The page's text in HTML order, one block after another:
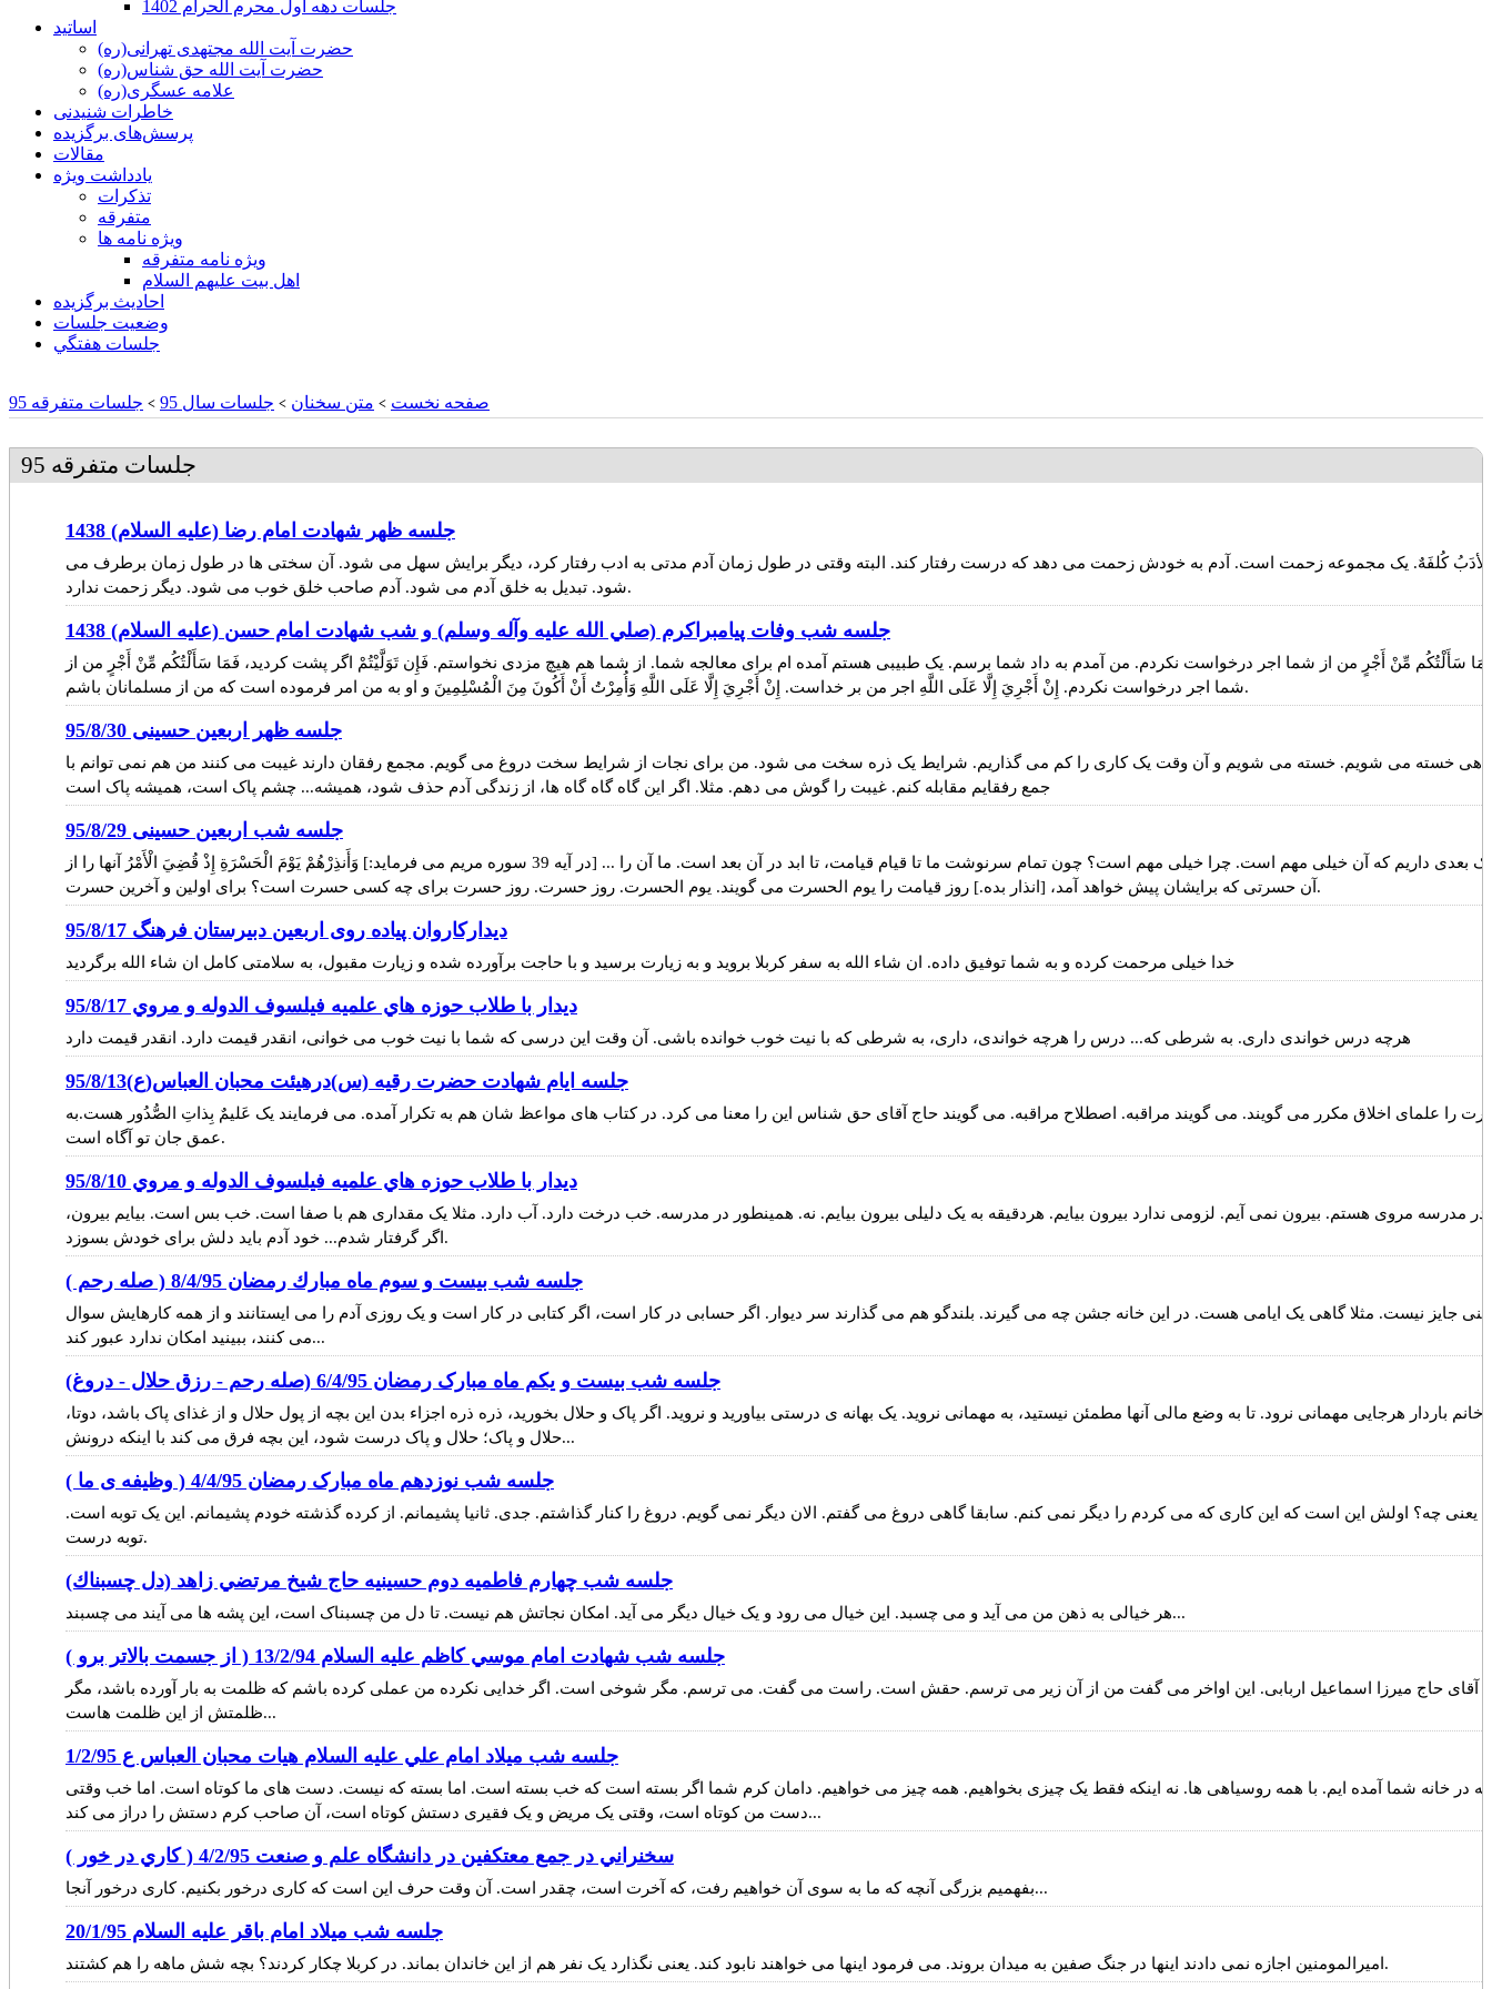
جلسات دهه اول محرم الحرام 1402
اساتید
حضرت آیت الله مجتهدی تهرانی(ره)
حضرت آیت الله حق شناس(ره)
علامه عسگری(ره)
خاطرات شنیدنی
پرسش‌های برگزیده
مقالات
یادداشت ویژه
تذكرات
متفرقه
ويژه نامه ها
ويژه نامه متفرقه
اهل بيت عليهم السلام
احادیث برگزیده
وضعیت جلسات
جلسات هفتگي
صفحه نخست > متن سخنان > جلسات سال 95 > جلسات متفرقه 95
جلسات متفرقه 95
جلسه ظهر شهادت امام رضا (عليه السلام) 1438
الأدَبُ کُلفَهٌ. یک مجموعه زحمت است. آدم به خودش زحمت می دهد که درست رفتار کند. البته وقتی در طول زمان آدم مدتی به ادب رفتار کرد، دیگر برایش سهل می شود. آن سختی ها در طول زمان برطرف می
شود. تبدیل به خلق آدم می شود. آدم صاحب خلق خوب می شود. دیگر زحمت ندارد.
جلسه شب وفات پيامبراكرم (صلي الله عليه وآله وسلم) و شب شهادت امام حسن (عليه السلام) 1438
سَأَلْتُكُم مِّنْ أَجْرٍ من از شما اجر درخواست نکردم. من آمدم به داد شما برسم. یک طبیبی هستم آمده ام برای معالجه شما. از شما هم هیچ مزدی نخواستم. فَإِن تَوَلَّيْتُمْ اگر پشت کردید، فَمَا سَأَلْتُكُم مِّنْ أَجْرٍ من از
شما اجر درخواست نکردم. إِنْ أَجْرِيَ إِلَّا عَلَى اللَّهِ اجر من بر خداست. إِنْ أَجْرِيَ إِلَّا عَلَى اللَّهِ وَأُمِرْتُ أَنْ أَكُونَ مِنَ الْمُسْلِمِينَ و او به من امر فرموده است که من از مسلمانان باشم.
جلسه ظهر اربعین حسینی 95/8/30
خسته می شویم. خسته می شویم و آن وقت یک کاری را کم می گذاریم. شرایط یک ذره سخت می شود. من برای نجات از شرایط سخت دروغ می گویم. مجمع رفقان دارند غیبت می کنند من هم نمی توانم با
جمع رفقایم مقابله کنم. غیبت را گوش می دهم. مثلا. اگر این گاه گاه گاه ها، از زندگی آدم حذف شود، همیشه... چشم پاک است، همیشه پاک است
جلسه شب اربعین حسینی 95/8/29
ما یک بعدی داریم که آن خیلی مهم است. چرا خیلی مهم است؟ چون تمام سرنوشت ما تا قیام قیامت، تا ابد در آن بعد است. ما آن را ... [در آیه 39 سوره مریم می فرماید:] وَأَنذِرْهُمْ يَوْمَ الْحَسْرَةِ إِذْ قُضِيَ الْأَمْرُ آنها را از
آن حسرتی که برایشان پیش خواهد آمد، [انذار بده.] روز قیامت را یوم الحسرت می گویند. یوم الحسرت. روز حسرت. روز حسرت برای چه کسی حسرت است؟ برای اولین و آخرین حسرت.
دیدارکاروان پیاده روی اربعین دبیرستان فرهنگ 95/8/17
خدا خیلی مرحمت کرده و به شما توفیق داده. ان شاء الله به سفر کربلا بروید و به زیارت برسید و با حاجت برآورده شده و زیارت مقبول، به سلامتی کامل ان شاء الله برگردید
ديدار با طلاب حوزه هاي علميه فيلسوف الدوله و مروي 95/8/17
هرچه درس خواندی داری. به شرطی که... درس را هرچه خواندی، داری، به شرطی که با نیت خوب خوانده باشی. آن وقت این درسی که شما با نیت خوب می خوانی، انقدر قیمت دارد. انقدر قیمت دارد
جلسه ایام شهادت حضرت رقیه (س)درهیئت محبان العباس(ع)95/8/13
را علمای اخلاق مکرر می گویند. می گویند مراقبه. اصطلاح مراقبه. می گویند حاج آقای حق شناس این را معنا می کرد. در کتاب های مواعظ شان هم به تکرار آمده. می فرمایند یک عَلیمٌ بِذاتِ الصُّدُور هست.به
عمق جان تو آگاه است.
ديدار با طلاب حوزه هاي علميه فيلسوف الدوله و مروي 95/8/10
در مدرسه مروی هستم. بیرون نمی آیم. لزومی ندارد بیرون بیایم. هردقیقه به یک دلیلی بیرون بیایم. نه. همینطور در مدرسه. خب درخت دارد. آب دارد. مثلا یک مقداری هم با صفا است. خب بس است. بیایم بیرون،
اگر گرفتار شدم... خود آدم باید دلش برای خودش بسوزد.
جلسه شب بيست و سوم ماه مبارك رمضان 8/4/95 ( صله رحم )
جایز نیست. مثلا گاهی یک ایامی هست. در این خانه جشن چه می گیرند. بلندگو هم می گذارند سر دیوار. اگر حسابی در کار است، اگر کتابی در کار است و یک روزی آدم را می ایستانند و از همه کارهایش سوال
می کنند، ببینید امکان ندارد عبور کند...
جلسه شب بیست و یکم ماه مبارک رمضان 6/4/95 (صله رحم - رزق حلال - دروغ)
خانم باردار هرجایی مهمانی نرود. تا به وضع مالی آنها مطمئن نیستید، به مهمانی نروید. یک بهانه ی درستی بیاورید و نروید. اگر پاک و حلال بخورید، ذره ذره اجزاء بدن این بچه از پول حلال و از غذای پاک باشد، دوتا،
حلال و پاک؛ حلال و پاک درست شود، این بچه فرق می کند با اینکه درونش...
جلسه شب نوزدهم ماه مبارک رمضان 4/4/95 ( وظیفه ی ما )
یعنی چه؟ اولش این است که این کاری که می کردم را دیگر نمی کنم. سابقا گاهی دروغ می گفتم. الان دیگر نمی گویم. دروغ را کنار گذاشتم. جدی. ثانیا پشیمانم. از کرده گذشته خودم پشیمانم. این یک توبه است.
توبه درست.
جلسه شب چهارم فاطميه دوم حسينيه حاج شيخ مرتضي زاهد (دل چسبناك)
هر خیالی به ذهن من می آید و می چسبد. این خیال می رود و یک خیال دیگر می آید. امکان نجاتش هم نیست. تا دل من چسبناک است، این پشه ها می آیند می چسبند...
جلسه شب شهادت امام موسي كاظم عليه السلام 13/2/94 ( از جسمت بالاتر برو )
آقای حاج میرزا اسماعیل اربابی. این اواخر می گفت من از آن زیر می ترسم. حقش است. راست می گفت. می ترسم. مگر شوخی است. اگر خدایی نکرده من عملی کرده باشم که ظلمت به بار آورده باشد، مگر
ظلمتش از این ظلمت هاست...
جلسه شب ميلاد امام علي عليه السلام هيات محبان العباس ع 1/2/95
به در خانه شما آمده ایم. با همه روسیاهی ها. نه اینکه فقط یک چیزی بخواهیم. همه چیز می خواهیم. دامان کرم شما اگر بسته است که خب بسته است. اما بسته که نیست. دست های ما کوتاه است. اما خب وقتی
دست من کوتاه است، وقتی یک مریض و یک فقیری دستش کوتاه است، آن صاحب کرم دستش را دراز می کند...
سخنراني در جمع معتكفين در دانشگاه علم و صنعت 4/2/95 ( كاري در خور )
بفهمیم بزرگی آنچه که ما به سوی آن خواهیم رفت، که آخرت است، چقدر است. آن وقت حرف این است که کاری درخور بکنیم. کاری درخور آنجا...
جلسه شب ميلاد امام باقر عليه السلام 20/1/95
امیرالمومنین اجازه نمی دادند اینها در جنگ صفین به میدان بروند. می فرمود اینها می خواهند نابود کند. یعنی نگذارد یک نفر هم از این خاندان بماند. در کربلا چکار کردند؟ بچه شش ماهه را هم کشتند.